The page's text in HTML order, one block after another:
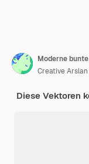
Moderne
Creative Arslan
Diese Vektoren